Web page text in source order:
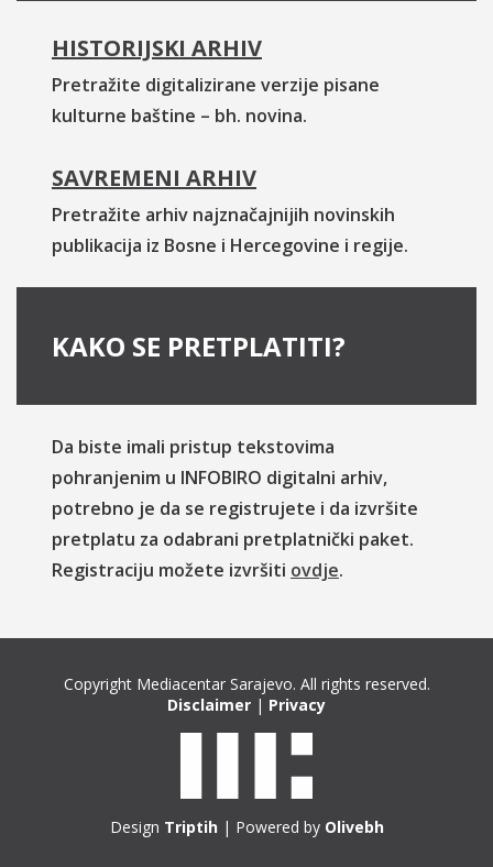
HISTORIJSKI ARHIV
Pretražite digitalizirane verzije pisane
kulturne baštine – bh. novina.
SAVREMENI ARHIV
Pretražite arhiv najznačajnijih novinskih
publikacija iz Bosne i Hercegovine i regije.
KAKO SE PRETPLATITI?
Da biste imali pristup tekstovima
pohranjenim u INFOBIRO digitalni arhiv,
potrebno je da se registrujete i da izvršite
pretplatu za odabrani pretplatnički paket.
Registraciju možete izvršiti ovdje.
Copyright Mediacentar Sarajevo. All rights reserved.
Disclaimer | Privacy
Design Triptih| Powered by Olivebh